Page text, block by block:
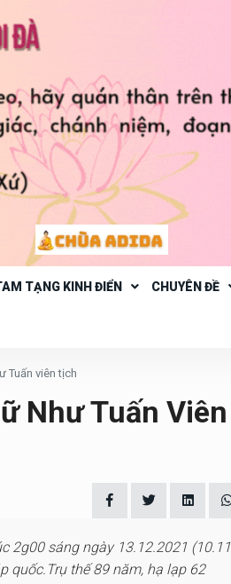
TẠNG KINH ĐIỂN CHUYÊN ĐỀ
Tuấn viên tịch
Như Tuấn Viên
2g00 sáng ngày 13.12.2021 (10.11
quốc.Trụ thế 89 năm, hạ lạp 62